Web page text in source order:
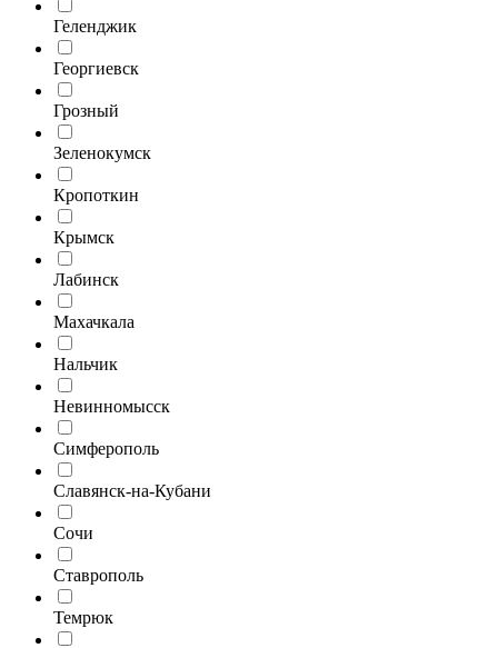
Геленджик
Георгиевск
Грозный
Зеленокумск
Кропоткин
Крымск
Лабинск
Махачкала
Нальчик
Невинномысск
Симферополь
Славянск-на-Кубани
Сочи
Ставрополь
Темрюк